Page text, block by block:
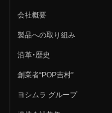
会社概要
製品への取り組み
沿革・歴史
創業者“POP吉村”
ヨシムラ グループ